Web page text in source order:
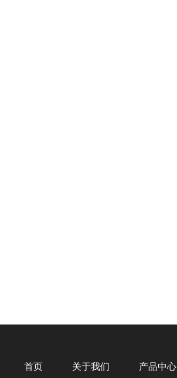
首页 关于我们 产品中心